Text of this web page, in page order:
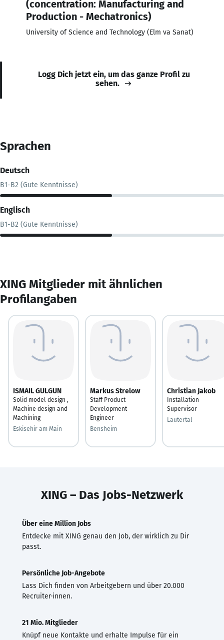
(concentration: Manufacturing and
Production - Mechatronics)
University of Science and Technology (Elm va Sanat)
Logg Dich jetzt ein, um das ganze Profil zu
sehen.
Sprachen
Deutsch
B1-B2 (Gute Kenntnisse)
Englisch
B1-B2 (Gute Kenntnisse)
XING Mitglieder mit ähnlichen
Profilangaben
ISMAIL GULGUN
Solid model design ,
Machine design and
Machining
Eskisehir am Main
Markus Strelow
Staff Product
Development
Engineer
Bensheim
Christian Jakob
Installation
Supervisor
Lautertal
XING – Das Jobs-Netzwerk
Über eine Million Jobs
Entdecke mit XING genau den Job, der wirklich zu Dir
passt.
Persönliche Job-Angebote
Lass Dich finden von Arbeitgebern und über 20.000
Recruiter·innen.
21 Mio. Mitglieder
Knüpf neue Kontakte und erhalte Impulse für ein